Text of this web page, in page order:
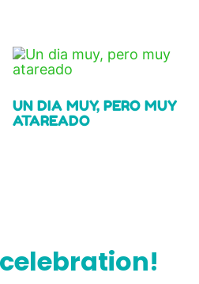
UN DIA MUY, PERO MUY
ATAREADO